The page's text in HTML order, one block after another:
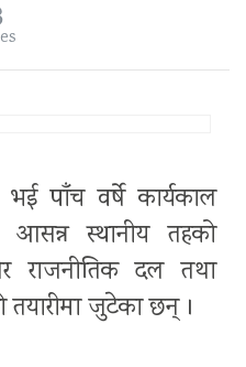
भई पाँच वर्षे कार्यकाल
स्थानीय तहको
राजनीतिक दल तथा
जुटेका छन् ।